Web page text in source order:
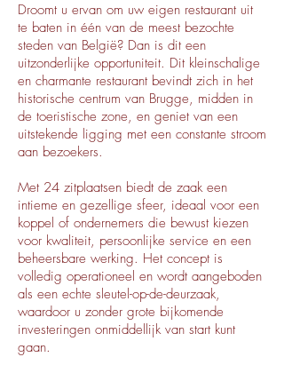
Droomt u ervan om uw eigen restaurant uit
te baten in één van de meest bezochte
steden van België? Dan is dit een
uitzonderlijke opportuniteit. Dit kleinschalige
en charmante restaurant bevindt zich in het
historische centrum van Brugge, midden in
de toeristische zone, en geniet van een
uitstekende ligging met een constante stroom
aan bezoekers.
Met 24 zitplaatsen biedt de zaak een
intieme en gezellige sfeer, ideaal voor een
koppel of ondernemers die bewust kiezen
voor kwaliteit, persoonlijke service en een
beheersbare werking. Het concept is
volledig operationeel en wordt aangeboden
als een echte sleutel-op-de-deurzaak,
waardoor u zonder grote bijkomende
investeringen onmiddellijk van start kunt
gaan.